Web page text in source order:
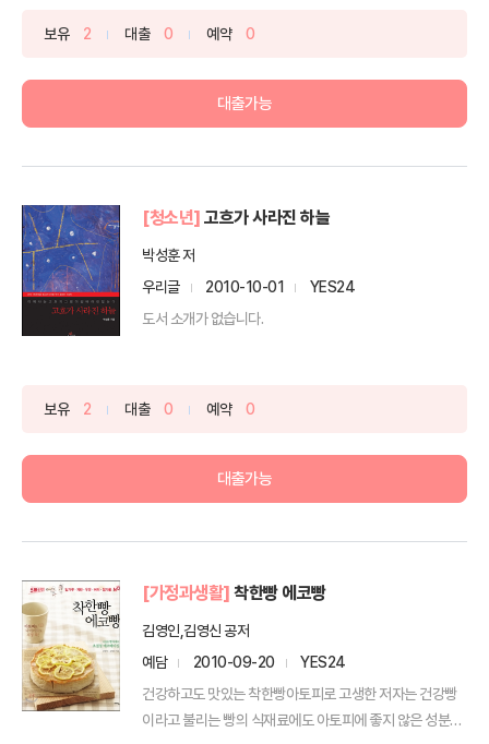
보유 2 대출 0 예약 0
대출가능
[청소년] 고흐가 사라진 하늘
박성훈 저
우리글
2010-10-01
YES24
도서 소개가 없습니다.
보유 2 대출 0 예약 0
대출가능
[가정과생활] 착한빵 에코빵
김영인,김영신 공저
예담
2010-09-20
YES24
건강하고도 맛있는 착한빵아토피로 고생한 저자는 건강빵
이라고 불리는 빵의 식재료에도 아토피에 좋지 않은 성분들